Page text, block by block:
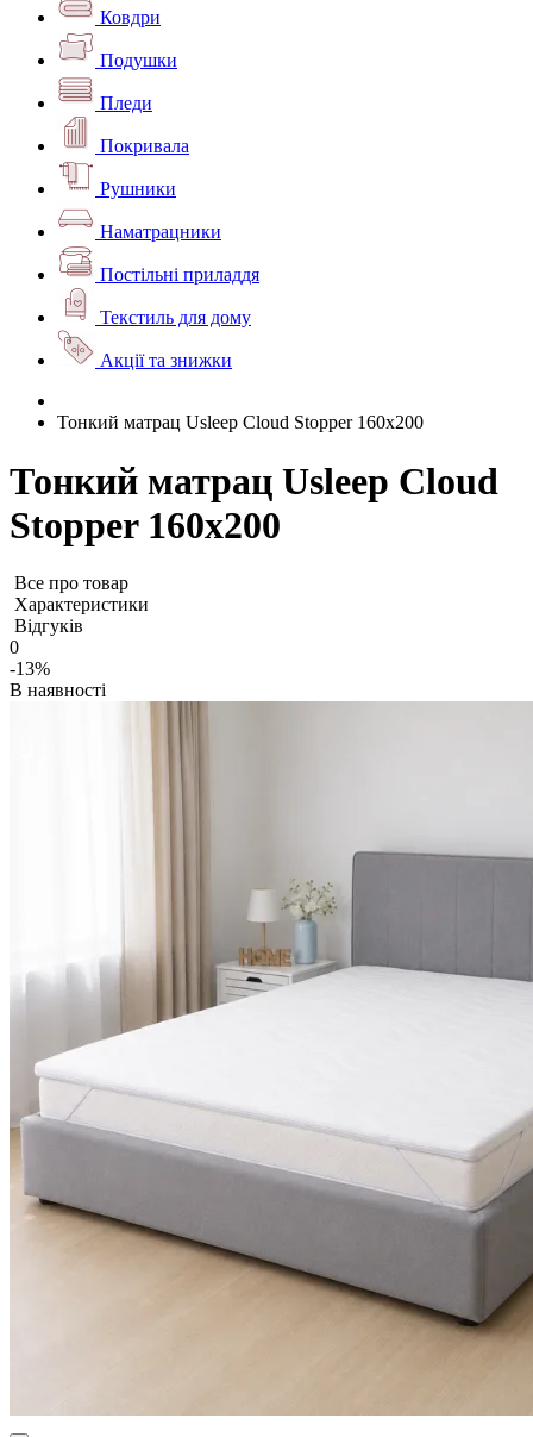
Ковдри
Подушки
Пледи
Покривала
Рушники
Наматрацники
Постільні приладдя
Текстиль для дому
Акції та знижки
Тонкий матрац Usleep Cloud Stopper 160х200
Тонкий матрац Usleep Cloud
Stopper 160х200
Все про товар
Характеристики
Відгуків
0
-13%
В наявності